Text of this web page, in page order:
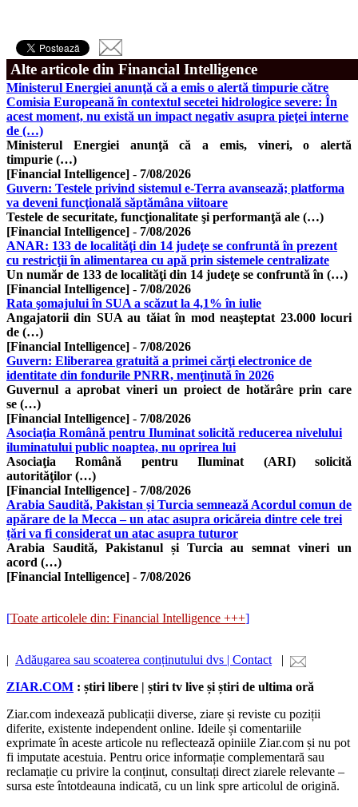
Alte articole din Financial Intelligence
Ministerul Energiei anunţă că a emis o alertă timpurie către
Comisia Europeană în contextul secetei hidrologice severe: În
acest moment, nu există un impact negativ asupra pieţei interne
de (…)
Ministerul Energiei anunţă că a emis, vineri, o alertă
timpurie (…)
[Financial Intelligence] - 7/08/2026
Guvern: Testele privind sistemul e-Terra avansează; platforma
va deveni funcţională săptămâna viitoare
Testele de securitate, funcţionalitate şi performanţă ale (…)
[Financial Intelligence] - 7/08/2026
ANAR: 133 de localităţi din 14 judeţe se confruntă în prezent
cu restricţii în alimentarea cu apă prin sistemele centralizate
Un număr de 133 de localităţi din 14 judeţe se confruntă în (…)
[Financial Intelligence] - 7/08/2026
Rata şomajului în SUA a scăzut la 4,1% în iulie
Angajatorii din SUA au tăiat în mod neaşteptat 23.000 locuri
de (…)
[Financial Intelligence] - 7/08/2026
Guvern: Eliberarea gratuită a primei cărţi electronice de
identitate din fondurile PNRR, menţinută în 2026
Guvernul a aprobat vineri un proiect de hotărâre prin care
se (…)
[Financial Intelligence] - 7/08/2026
Asociaţia Română pentru Iluminat solicită reducerea nivelului
iluminatului public noaptea, nu oprirea lui
Asociaţia Română pentru Iluminat (ARI) solicită
autorităţilor (…)
[Financial Intelligence] - 7/08/2026
Arabia Saudită, Pakistan și Turcia semnează Acordul comun de
apărare de la Mecca – un atac asupra oricăreia dintre cele trei
țări va fi considerat un atac asupra tuturor
Arabia Saudită, Pakistanul și Turcia au semnat vineri un
acord (…)
[Financial Intelligence] - 7/08/2026
[Toate articolele din: Financial Intelligence +++]
| Adăugarea sau scoaterea conținutului dvs | Contact |
ZIAR.COM : știri libere | știri tv live și știri de ultima oră
Ziar.com indexează publicații diverse, ziare și reviste cu poziții
diferite, existente independent online. Ideile și comentariile
exprimate în aceste articole nu reflectează opiniile Ziar.com și nu pot
fi imputate acestuia. Pentru orice informație complementară sau
reclamație cu privire la conținut, consultați direct ziarele relevante –
sursa este întotdeauna indicată, cu un link spre articolul de origină.